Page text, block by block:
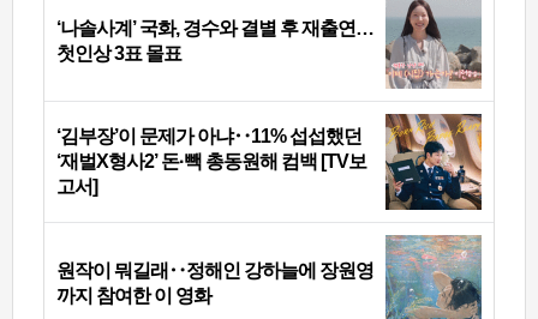
‘나솔사계’ 국화, 경수와 결별 후 재출연…
첫인상 3표 몰표
‘김부장’이 문제가 아냐‥11% 섭섭했던
‘재벌X형사2’ 돈·빽 총동원해 컴백 [TV보
고서]
원작이 뭐길래‥정해인 강하늘에 장원영
까지 참여한 이 영화